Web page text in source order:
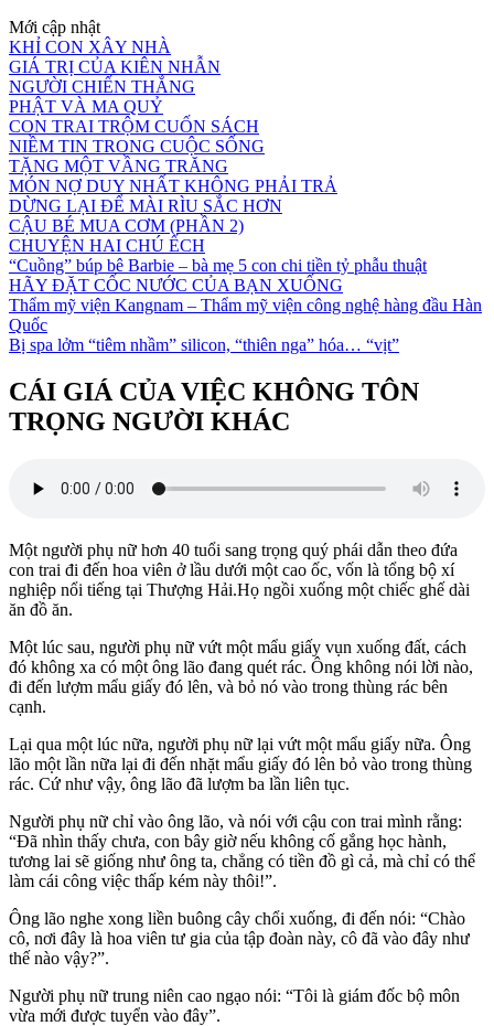
Mới cập nhật
KHỈ CON XÂY NHÀ
GIÁ TRỊ CỦA KIÊN NHẪN
NGƯỜI CHIẾN THẮNG
PHẬT VÀ MA QUỶ
CON TRAI TRỘM CUỐN SÁCH
NIỀM TIN TRONG CUỘC SỐNG
TẶNG MỘT VẦNG TRĂNG
MÓN NỢ DUY NHẤT KHÔNG PHẢI TRẢ
DỪNG LẠI ĐỂ MÀI RÌU SẮC HƠN
CẬU BÉ MUA CƠM (PHẦN 2)
CHUYỆN HAI CHÚ ẾCH
“Cuồng” búp bê Barbie – bà mẹ 5 con chi tiền tỷ phẫu thuật
HÃY ĐẶT CỐC NƯỚC CỦA BẠN XUỐNG
Thẩm mỹ viện Kangnam – Thẩm mỹ viện công nghệ hàng đầu Hàn
Quốc
Bị spa lởm “tiêm nhầm” silicon, “thiên nga” hóa… “vịt”
CÁI GIÁ CỦA VIỆC KHÔNG TÔN
TRỌNG NGƯỜI KHÁC
Một người phụ nữ hơn 40 tuổi sang trọng quý phái dẫn theo đứa
con trai đi đến hoa viên ở lầu dưới một cao ốc, vốn là tổng bộ xí
nghiệp nổi tiếng tại Thượng Hải.Họ ngồi xuống một chiếc ghế dài
ăn đồ ăn.
Một lúc sau, người phụ nữ vứt một mẩu giấy vụn xuống đất, cách
đó không xa có một ông lão đang quét rác. Ông không nói lời nào,
đi đến lượm mẩu giấy đó lên, và bỏ nó vào trong thùng rác bên
cạnh.
Lại qua một lúc nữa, người phụ nữ lại vứt một mẩu giấy nữa. Ông
lão một lần nữa lại đi đến nhặt mẩu giấy đó lên bỏ vào trong thùng
rác. Cứ như vậy, ông lão đã lượm ba lần liên tục.
Người phụ nữ chỉ vào ông lão, và nói với cậu con trai mình rằng:
“Đã nhìn thấy chưa, con bây giờ nếu không cố gắng học hành,
tương lai sẽ giống như ông ta, chẳng có tiền đồ gì cả, mà chỉ có thể
làm cái công việc thấp kém này thôi!”.
Ông lão nghe xong liền buông cây chổi xuống, đi đến nói: “Chào
cô, nơi đây là hoa viên tư gia của tập đoàn này, cô đã vào đây như
thế nào vậy?”.
Người phụ nữ trung niên cao ngạo nói: “Tôi là giám đốc bộ môn
vừa mới được tuyển vào đây”.